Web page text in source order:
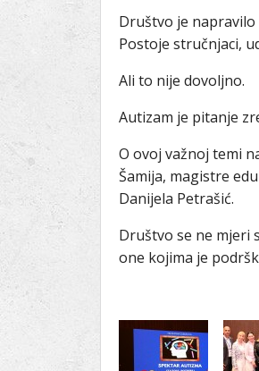
Društvo je napravilo
Postoje stručnjaci,
Ali to nije dovoljno.
Autizam je pitanje
O ovoj važnoj temi
Šamija, magistre
Danijela Petrašić.
Društvo se ne mjeri
one kojima je